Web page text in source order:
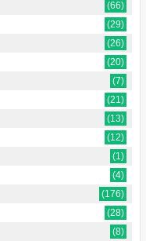
(66)
(29)
(26)
(20)
(7)
(21)
(13)
(12)
(1)
(4)
(176)
(28)
(8)